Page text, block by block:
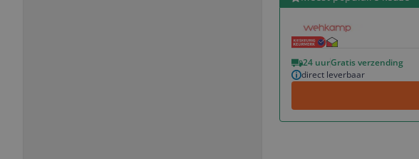
24 uurGratis verzending
direct leverbaar